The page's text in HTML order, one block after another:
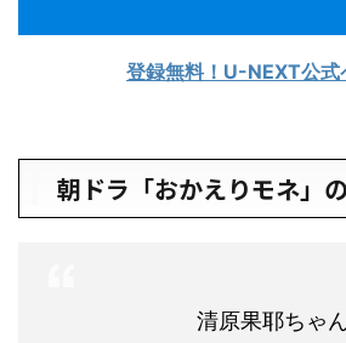
登録無料！U-NEXT公式
朝ドラ「おかえりモネ」
清原果耶ちゃ